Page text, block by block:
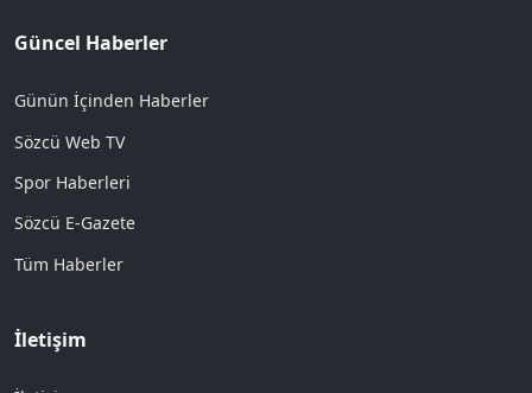
Güncel Haberler
Günün İçinden Haberler
Sözcü Web TV
Spor Haberleri
Sözcü E-Gazete
Tüm Haberler
İletişim